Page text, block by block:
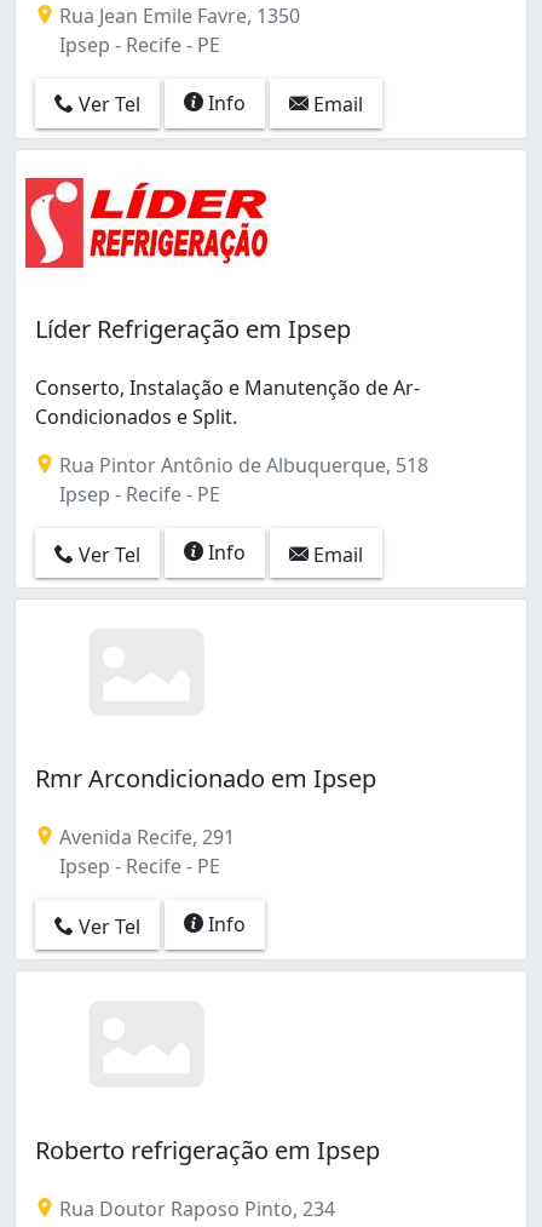
Porto da Madeira (1)
Poço (2)
San Martin (5)
Sancho (1)
Santo Amaro (6)
São José (10)
Tamarineira (6)
Torre (1)
Várzea (3)
Água Fria (2)
Rua Jean Emile Favre, 1350
Ipsep - Recife - PE
Ver Tel Info Email
Líder Refrigeração em Ipsep
Conserto, Instalação e Manutenção de Ar-
Condicionados e Split.
Rua Pintor Antônio de Albuquerque, 518
Ipsep - Recife - PE
Ver Tel Info Email
Rmr Arcondicionado em Ipsep
Avenida Recife, 291
Ipsep - Recife - PE
Ver Tel Info
Roberto refrigeração em Ipsep
Rua Doutor Raposo Pinto, 234